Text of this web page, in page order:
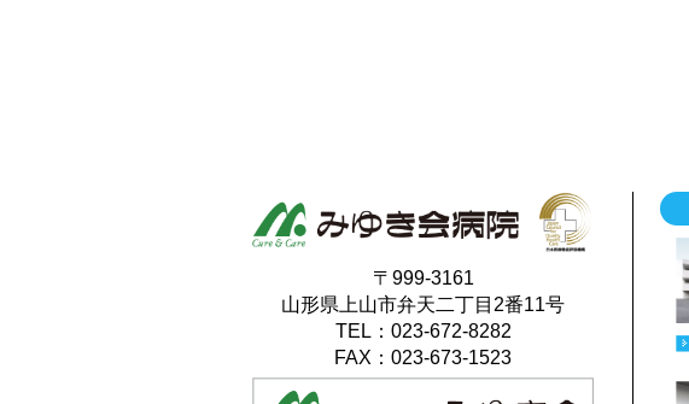
〒999-3161
山形県上山市弁天二丁目2番11号
TEL：023-672-8282
FAX：023-673-1523